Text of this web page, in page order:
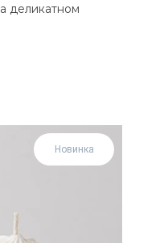
деликатном
Новинка